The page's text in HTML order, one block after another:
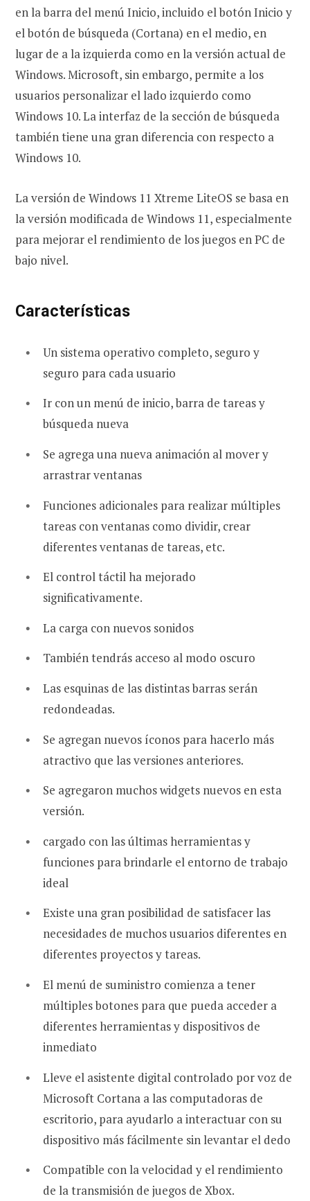
en la barra del menú Inicio, incluido el botón Inicio y
el botón de búsqueda (Cortana) en el medio, en
lugar de a la izquierda como en la versión actual de
Windows. Microsoft, sin embargo, permite a los
usuarios personalizar el lado izquierdo como
Windows 10. La interfaz de la sección de búsqueda
también tiene una gran diferencia con respecto a
Windows 10.
La versión de Windows 11 Xtreme LiteOS se basa en
la versión modificada de Windows 11, especialmente
para mejorar el rendimiento de los juegos en PC de
bajo nivel.
Características
Un sistema operativo completo, seguro y
seguro para cada usuario
Ir con un menú de inicio, barra de tareas y
búsqueda nueva
Se agrega una nueva animación al mover y
arrastrar ventanas
Funciones adicionales para realizar múltiples
tareas con ventanas como dividir, crear
diferentes ventanas de tareas, etc.
El control táctil ha mejorado
significativamente.
La carga con nuevos sonidos
También tendrás acceso al modo oscuro
Las esquinas de las distintas barras serán
redondeadas.
Se agregan nuevos íconos para hacerlo más
atractivo que las versiones anteriores.
Se agregaron muchos widgets nuevos en esta
versión.
cargado con las últimas herramientas y
funciones para brindarle el entorno de trabajo
ideal
Existe una gran posibilidad de satisfacer las
necesidades de muchos usuarios diferentes en
diferentes proyectos y tareas.
El menú de suministro comienza a tener
múltiples botones para que pueda acceder a
diferentes herramientas y dispositivos de
inmediato
Lleve el asistente digital controlado por voz de
Microsoft Cortana a las computadoras de
escritorio, para ayudarlo a interactuar con su
dispositivo más fácilmente sin levantar el dedo
Compatible con la velocidad y el rendimiento
de la transmisión de juegos de Xbox.